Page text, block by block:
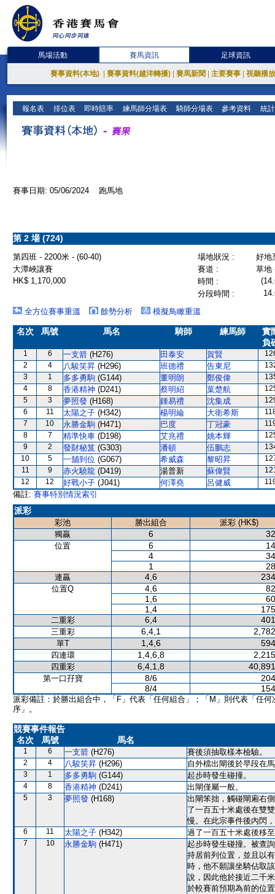
馬場活動 賽馬資訊 足球資訊
賽事資料(本地) 賽事資料(越洋轉播) 賽馬新聞 主要賽事 視聽播
報名表 排位表 即時賠率 練馬師分場表 騎師分場表 參考資料 統
賽事日期: 05/06/2024 跑馬地
第 2 場 (724)
第四班 - 2200米 - (60-40) 場地狀況 :
好地
大潭峽讓賽
賽道 :
草地
HK$ 1,170,000
時間 :
分段時間 :
全方位賽事重溫
餘勢分析 模擬鳥瞰重溫
名次 馬號 馬名 騎師 練馬師
實
負
1 6 一支箭 (H276) 田泰安 賀賢
2
4 八駿笑昇 (H296) 班德禮 告東尼
3
1 多多勇駒 (G144) 董明朗 鄭俊偉
4
8 香港精神 (D241) 蔡明紹 葉楚航
5
3 夢照發 (H168) 鍾易禮 沈集成
6
11 太陽之子 (H342) 楊明綸 大衛希斯
7
10 永勝金駒 (H471) 巴度 丁冠豪
8
7 精準快車 (D198) 艾兆禮 姚本輝
9
2 發財秘笈 (G303) 潘頓 伍鵬志
10
5 一舖到位 (G067) 希威森 黎昭昇
11
9 赤火驍龍 (D419) 湯普新 蘇偉賢
12
12 好戰小子 (J041) 何澤堯 呂健威
備註: 賽事特別情況索引
派彩
彩池 勝出組合
派彩 (HK$)
獨贏
6
位置 6
4
1
連贏 4,6
位置Q 4,6
1,6
1,4
二重彩 6,4
三重彩 6,4,1
單T 1,4,6
四連環 1,4,6,8
四重彩 6,4,1,8
第一口孖寶 8/6
8/4
派彩備註：於勝出組合中，「F」代表「任何組合」；「M」則代表「任何
序」。
競賽事件報告
名次
馬號 馬名
1 6 一支箭 (H276) 賽後須抽取樣本檢驗。
2 4 八駿笑昇 (H296) 自外檔出閘後於早段在
3 1 多多勇駒 (G144) 起步時發生碰撞。
4 8 香港精神 (D241) 出閘僅屬一般。
5 3 夢照發 (H168)
出閘笨拙，觸碰閘廂右
了一百五十米處後在雙
慢。在此宗事件後內閃
6 11 太陽之子 (H342) 過了一百五十米處後移
7 10 永勝金駒 (H471)
起步時發生碰撞。被查
持居前列位置，並且以
時，他不願讓坐騎佔取
說，因此他於接近二千
於較賽前預期為前的位